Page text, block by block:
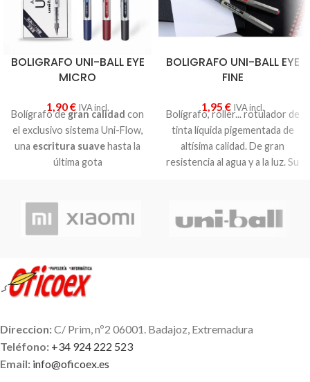
BOLIGRAFO UNI-BALL EYE
MICRO
1,90€ IVA incl.
Bolígrafo degran calidad con
el exclusivo sistema Uni-Flow,
una escritura suavehasta la
última gota
la manipulación
negro; con trasera de
cartulina; crea líneas ultrafinas
técnica y letra pequeña
Punta de acero inoxidable con
bola de carburo de tungsteno;
BOLIGRAFO UNI-BALL EYE
FINE
1,95 € IVA incl.
Bolígrafo, roller... rotulador de
tinta líquida pigementada de
altísima calidad. De gran
resistencia al agua y a la luz. Su
gran suavidad de escritura.
Cuerpo y capuchón plástico.
Direccion:C/ Prim, nº2 06001. Badajoz, Extremadura
Teléfono: +34 924 222 523
Email: info@oficoex.es